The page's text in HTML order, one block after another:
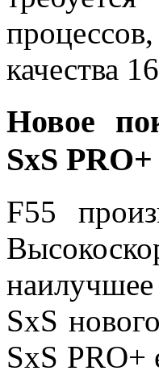
качества
Новое
SxS PRO+
F55
SxS
SxS